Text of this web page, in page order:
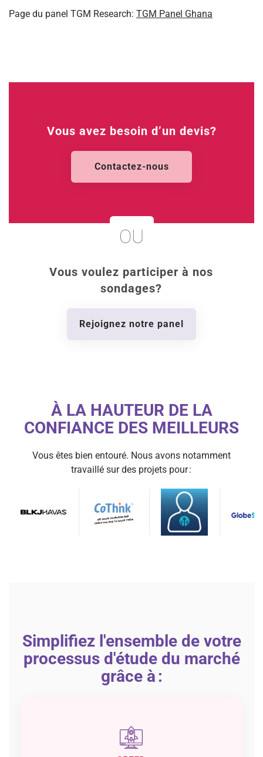
Page du panel TGM Research: TGM Panel Ghana
Vous avez besoin d’un devis?
Contactez-nous
Vous voulez participer à nos
sondages?
Rejoignez notre panel
OU
À LA HAUTEUR DE LA
CONFIANCE DES MEILLEURS
Vous êtes bien entouré. Nous avons notamment
travaillé sur des projets pour :
Simplifiez l'ensemble de votre
processus d'étude du marché
grâce à :